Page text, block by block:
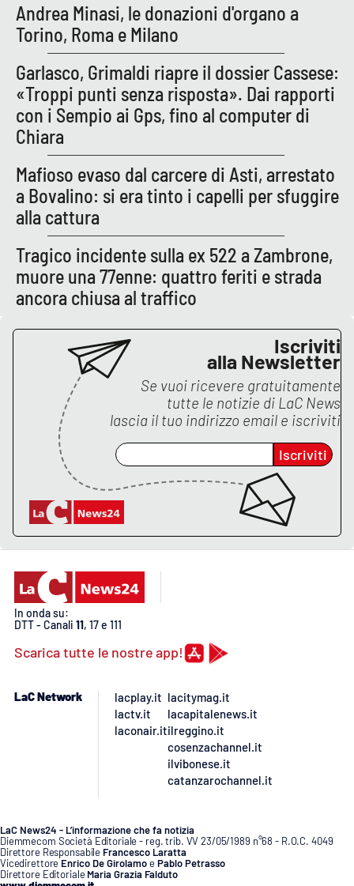
LaC TV
LaC Network
LaC OnAir
EDIZIONI
LOCALI
Catanzaro
Vibo Valentia
Reggio Calabria
Cosenza
Lamezia Terme
PROGETTI
SPECIALI
Buona Sanità Calabria
LA
LAC
NETWORK
Andrea Minasi, le donazioni d'organo a
Torino, Roma e Milano
Garlasco, Grimaldi riapre il dossier Cassese:
«Troppi punti senza risposta». Dai rapporti
con i Sempio ai Gps, fino al computer di
Chiara
Mafioso evaso dal carcere di Asti, arrestato
a Bovalino: si era tinto i capelli per sfuggire
alla cattura
Tragico incidente sulla ex 522 a Zambrone,
muore una 77enne: quattro feriti e strada
ancora chiusa al traffico
Iscriviti
alla Newsletter
Se vuoi ricevere gratuitamente
tutte le notizie di LaC News
lascia il tuo indirizzo email e iscriviti
Iscriviti
In onda su:
DTT - Canali 11, 17 e 111
Scarica tutte le nostre app!
LaC Network
lacplay.it
lactv.it
laconair.it
lacitymag.it
lacapitalenews.it
ilreggino.it
cosenzachannel.it
ilvibonese.it
catanzarochannel.it
LaC News24 - L’informazione che fa notizia
Diemmecom Società Editoriale - reg. trib. VV 23/05/1989 n°68 - R.O.C. 4049
Direttore Responsabile Francesco Laratta
Vicedirettore Enrico De GirolamoePablo Petrasso
Direttore Editoriale Maria Grazia Falduto